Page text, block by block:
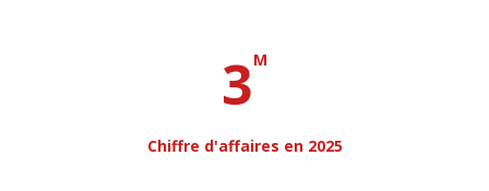
4M
Chiffre d'affaires en 2025